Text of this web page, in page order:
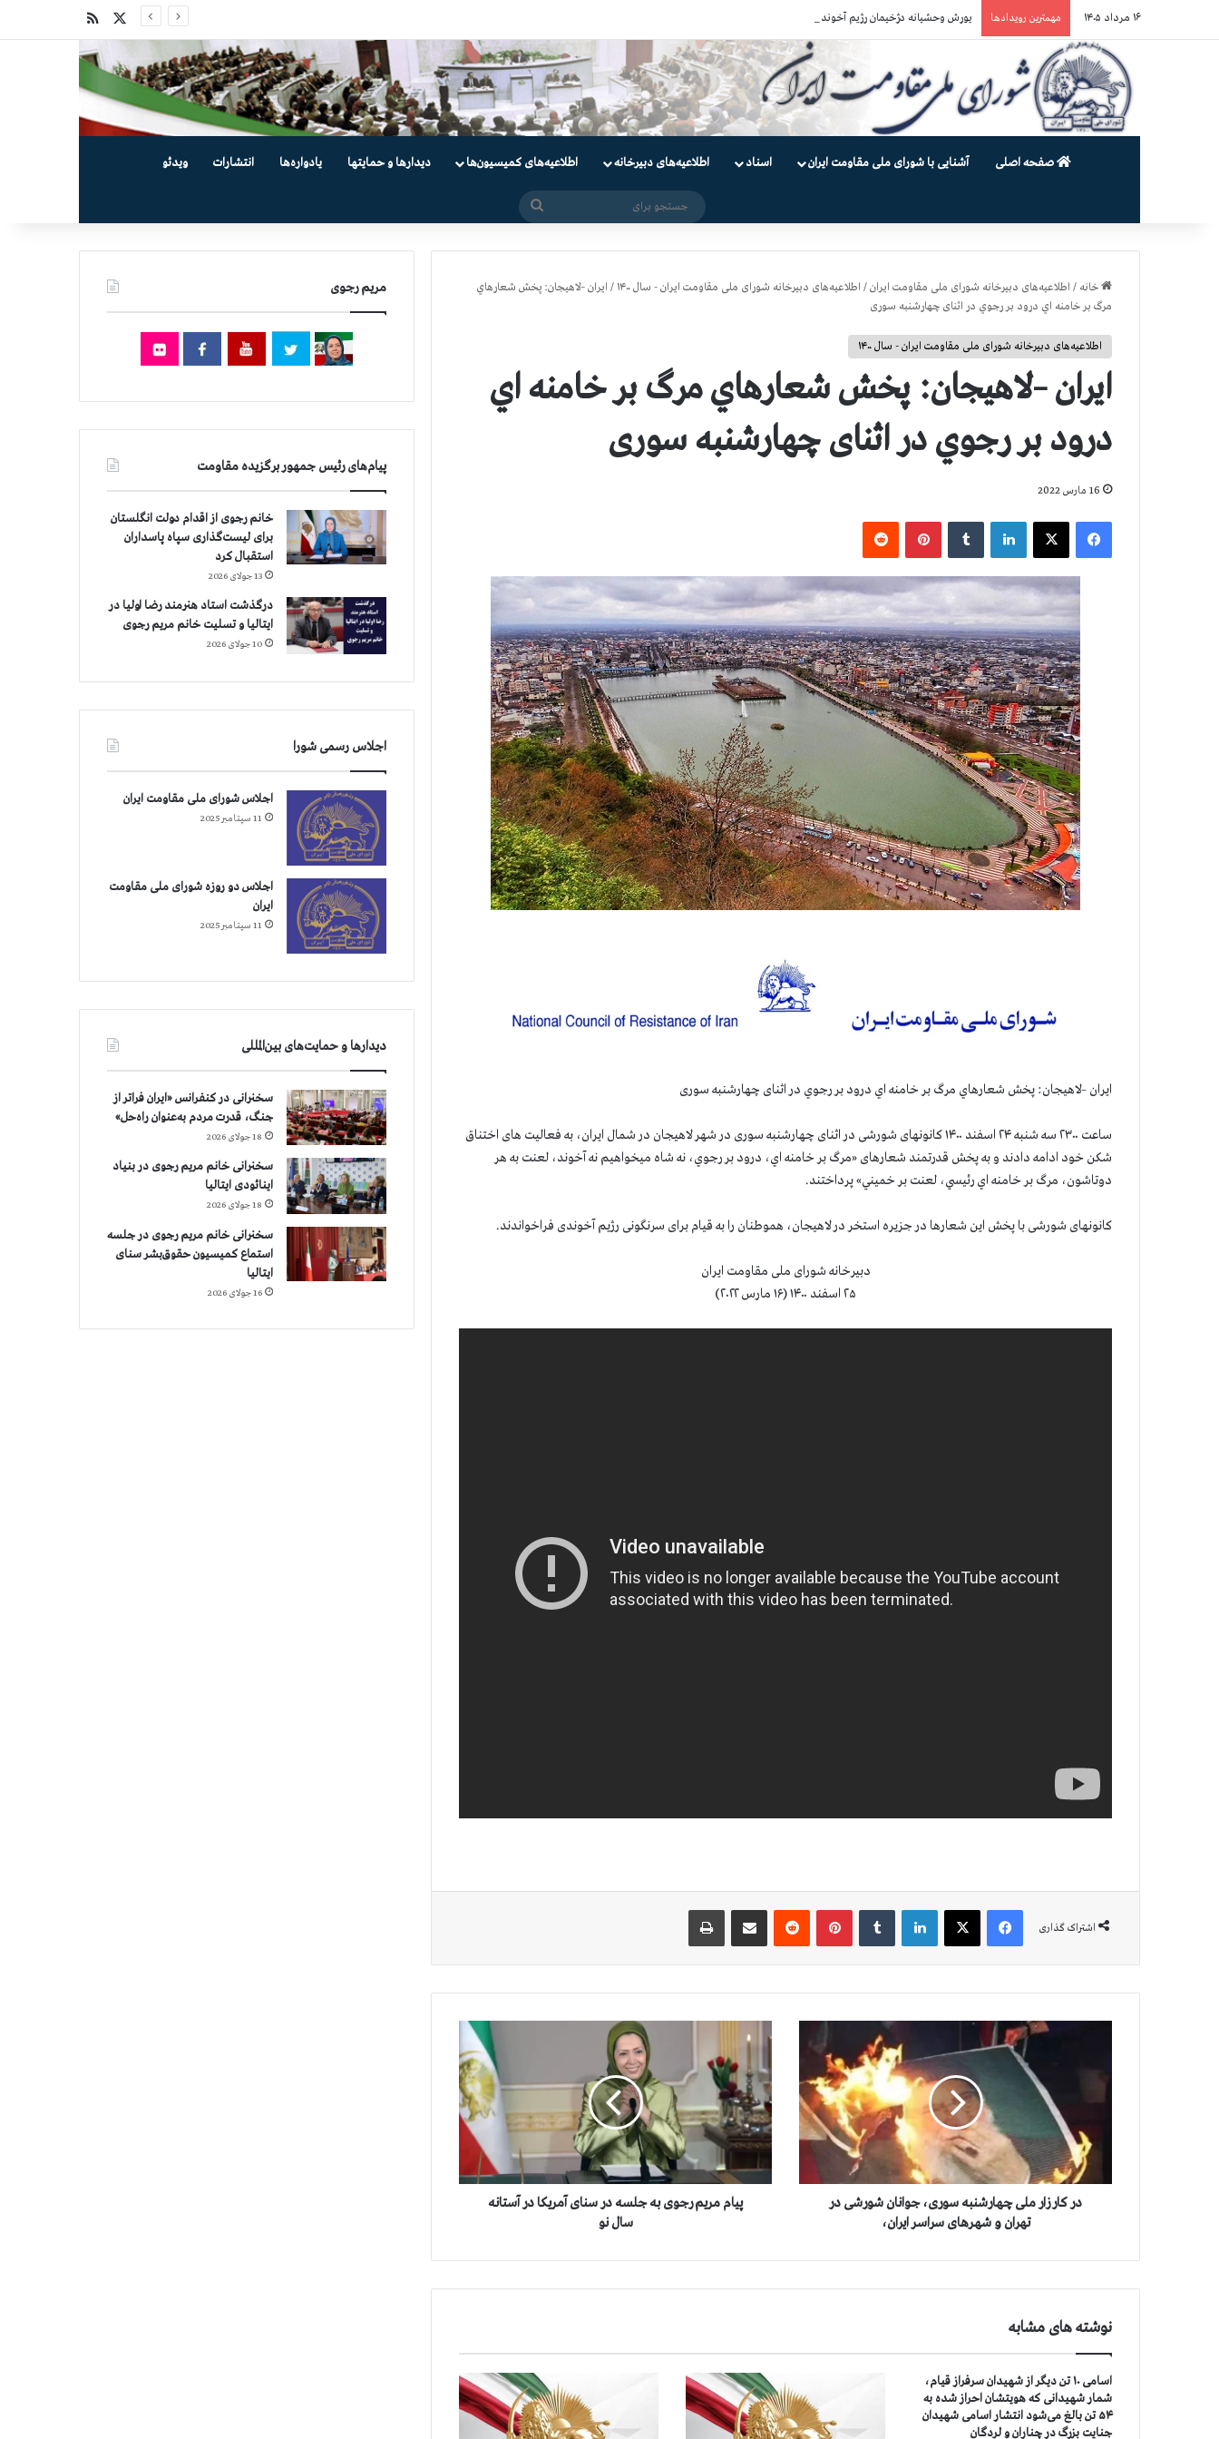
۱۶ مرداد ۱۴۰۵ مهمترین رویدادها یورش وحشیانه دژخیمان رژیم آخوندی به بند ۷ زندان اوین و ضرب‌وجرح زندانیان سیاسی
صفحه اصلی آشنایی با شورای ملی مقاومت ایران اسناد اطلاعیه‌های دبیرخانه اطلاعیه‌های کمیسیون‌‌ها دیدارها و حمایتها یادواره‌ها انتشارات ویدئو
خانه / اطلاعیه‌های دبیرخانه شورای ملی مقاومت ایران/ اطلاعیه‌های دبیرخانه شورای ملی مقاومت ایران - سال ۱۴۰۰ / ایران –لاهيجان: پخش شعارهاي
مرگ بر خامنه اي درود بر رجوي در اثنای چهارشنبه سوری
اطلاعیه‌های دبیرخانه شورای ملی مقاومت ایران - سال ۱۴۰۰
ایران –لاهيجان: پخش شعارهاي مرگ بر خامنه اي
درود بر رجوي در اثنای چهارشنبه سوری
16 مارس 2022
فیس بوک X ‫پین‌ترست
ایران –لاهيجان: پخش شعارهاي مرگ بر خامنه اي درود بر رجوي در اثنای چهارشنبه سوری
ساعت ۲۳۰۰ سه شنبه ۲۴ اسفند ۱۴۰۰ کانونهای شورشی در اثنای چهارشنبه سوری در شهر لاهیجان در شمال ایران، به فعالیت های اختناق
شکن خود ادامه دادند و به پخش قدرتمند شعارهای «مرگ بر خامنه اي، درود بر رجوي، نه شاه ميخواهيم نه آخوند، لعنت به هر
دوتاشون، مرگ بر خامنه اي رئيسي، لعنت بر خميني» پرداختند.
کانونهای شورشی با پخش این شعارها در جزیره استخر در لاهیجان، هموطنان را به قیام برای سرنگونی رژیم آخوندی فراخواندند.
دبیرخانه شورای ملی مقاومت ایران
۲۵ اسفند ۱۴۰۰ (۱۶ مارس ۲۰۲۲)
اشتراک گذاری
فیس بوک X ‫پین‌ترست ‫رددیت
م
ه
ن
ب
ه
س
و
ر
در کار زار ملی چهارشنبه سوری، جوانان شورشی در
تهران و شهرهای سراسر ایران،
ا
م
م
ر
ی
ر
ب
ه
ر
س
ن
پیام مریم رجوی به جلسه در سنای آمریکا در آستانه
سال نو
نوشته های مشابه
اسامی ۱۰ تن دیگر از شهیدان سرفراز قیام،
شمار شهیدانی که هویتشان احراز شده به
۵۴ تن بالغ می‌شود انتشار اسامی شهیدان
جنایت بزرگ در چناران و لردگان
مریم رجوی
پیام‌های رئیس جمهور برگزیده مقاومت
خانم رجوی از اقدام دولت انگلستان
برای لیست‌گذاری سپاه پاسداران
استقبال کرد
13 جولای 2026
درگذشت استاد هنرمند رضا اولیا در
ایتالیا و تسلیت خانم مریم رجوی
10 جولای 2026
اجلاس رسمی شورا
اجلاس شورای ملی مقاومت ایران
11 سپتامبر 2025
اجلاس دو روزه شورای ملی مقاومت
ایران
11 سپتامبر 2025
دیدارها و حمایت‌های بین‌المللی
سخنرانی در کنفرانس «ایران فراتر از
جنگ، قدرت مردم به‌عنوان راه‌حل»
18 جولای 2026
سخنرانی خانم مریم رجوی در بنیاد
اینائودی ایتالیا
18 جولای 2026
سخنرانی خانم مریم رجوی در جلسه
استماع کمیسیون حقوق‌بشر سنای
ایتالیا
16 جولای 2026